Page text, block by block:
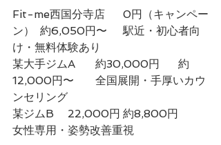
Fit-me西国分寺店	0円（キャンペー
ン）	約6,050円〜	駅近・初心者向
け・無料体験あり
某大手ジムA	約30,000円	約
12,000円〜	全国展開・手厚いカウ
ンセリング
某ジムB	22,000円	約8,800円
女性専用・姿勢改善重視